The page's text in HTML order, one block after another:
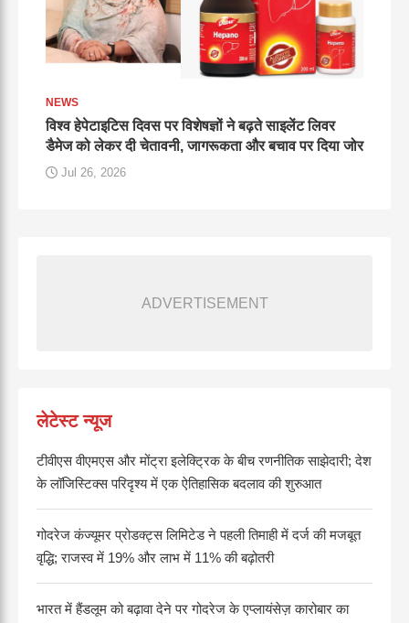
NEWS
विश्व हेपेटाइटिस दिवस पर विशेषज्ञों ने बढ़ते साइलेंट लिवर
डैमेज को लेकर दी चेतावनी, जागरूकता और बचाव पर दिया जोर
Jul 26, 2026
ADVERTISEMENT
लेटेस्ट न्यूज
टीवीएस वीएमएस और मोंट्रा इलेक्ट्रिक के बीच रणनीतिक साझेदारी; देश
के लॉजिस्टिक्स परिदृश्य में एक ऐतिहासिक बदलाव की शुरुआत
गोदरेज कंज्यूमर प्रोडक्ट्स लिमिटेड ने पहली तिमाही में दर्ज की मजबूत
वृद्धि; राजस्व में 19% और लाभ में 11% की बढ़ोतरी
भारत में हैंडलूम को बढ़ावा देने पर गोदरेज के एप्लायंसेज़ कारोबार का